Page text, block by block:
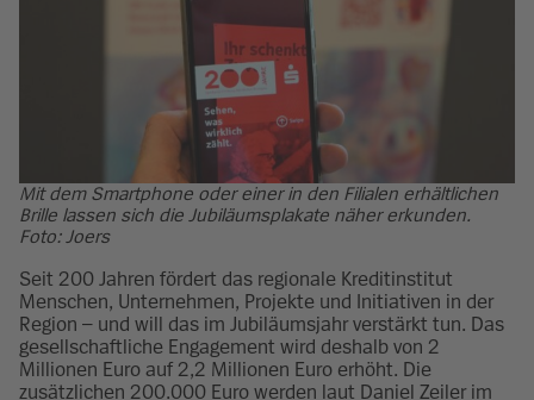
Mit dem Smartphone oder einer in den Filialen erhältlichen
Brille lassen sich die Jubiläumsplakate näher erkunden.
Foto: Joers
Seit 200 Jahren fördert das regionale Kreditinstitut
Menschen, Unternehmen, Projekte und Initiativen in der
Region – und will das im Jubiläumsjahr verstärkt tun. Das
gesellschaftliche Engagement wird deshalb von 2
Millionen Euro auf 2,2 Millionen Euro erhöht. Die
zusätzlichen 200.000 Euro werden laut Daniel Zeiler im